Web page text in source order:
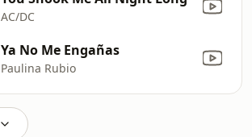
AC/DC
Ya No Me Engañas
Paulina Rubio